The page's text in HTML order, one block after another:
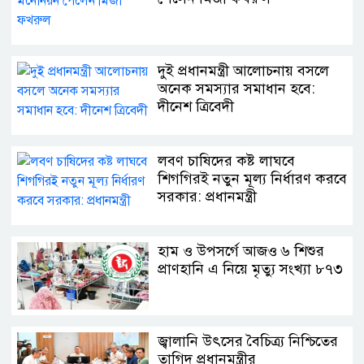
দুই প্রধানমন্ত্রী আলোচনায় বসলে
অনেক সমস্যার সমাধান হবে:
দীনেশ ত্রিবেদী
লবণ চাষিদের কষ্ট লাঘবে
শিগগিরই নতুন মূল্য নির্ধারণ করবে
সরকার: প্রধানমন্ত্রী
হাম ও উপসর্গে আজও ৬ শিশুর
প্রাণহানি এ নিয়ে মৃত্যু সংখ্যা ৮৭৩
জ্বালানি উৎসের বৈচিত্র্য নিশ্চিতের
তাগিদ প্রধানমন্ত্রীর